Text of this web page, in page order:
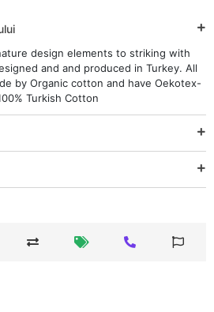
design elements to striking with
and and produced in Turkey. All
by Organic cotton and have Oekotex-
Turkish Cotton